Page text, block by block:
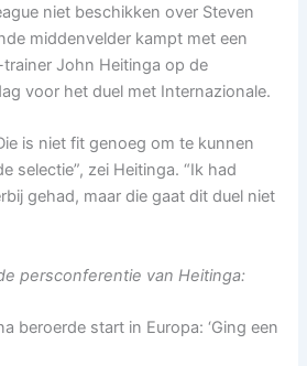
niet beschikken over Steven
middenvelder kampt met een
John Heitinga op de
voor het duel met Internazionale.
is niet fit genoeg om te kunnen
selectie”, zei Heitinga. “Ik had
gehad, maar die gaat dit duel niet
persconferentie van Heitinga:
beroerde start in Europa: ‘Ging een